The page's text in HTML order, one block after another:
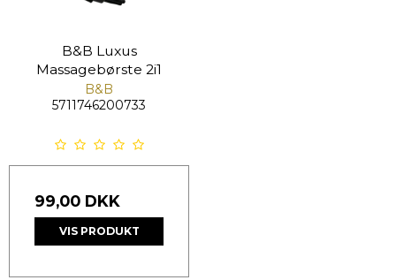
B&B Luxus
Massagebørste 2i1
B&B
5711746200733
99,00 DKK
VIS PRODUKT